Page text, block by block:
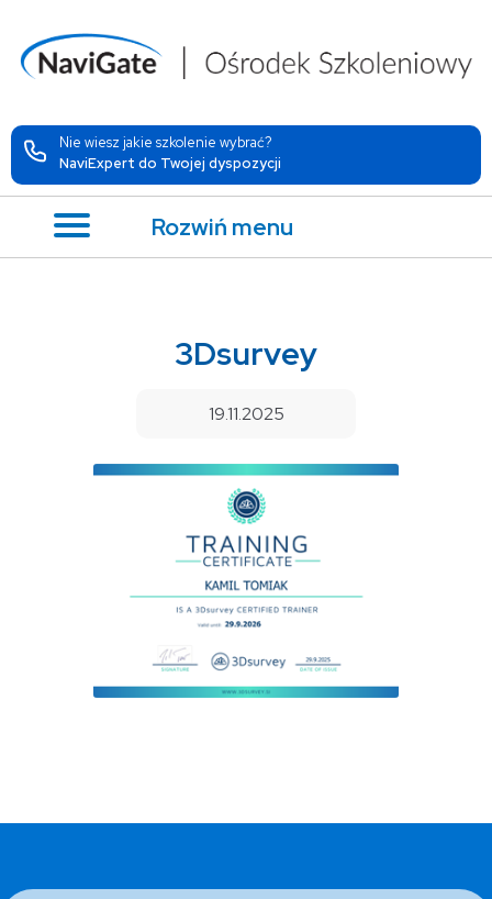
Nie wiesz jakie szkolenie wybrać?
NaviExpert do Twojej dyspozycji
Rozwiń menu
3Dsurvey
19.11.2025